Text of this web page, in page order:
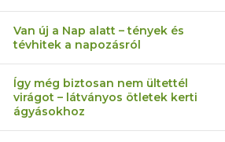
Van új a Nap alatt – tények és
tévhitek a napozásról
Így még biztosan nem ültettél
virágot – látványos ötletek kerti
ágyásokhoz